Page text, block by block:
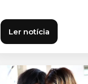
Ler notícia